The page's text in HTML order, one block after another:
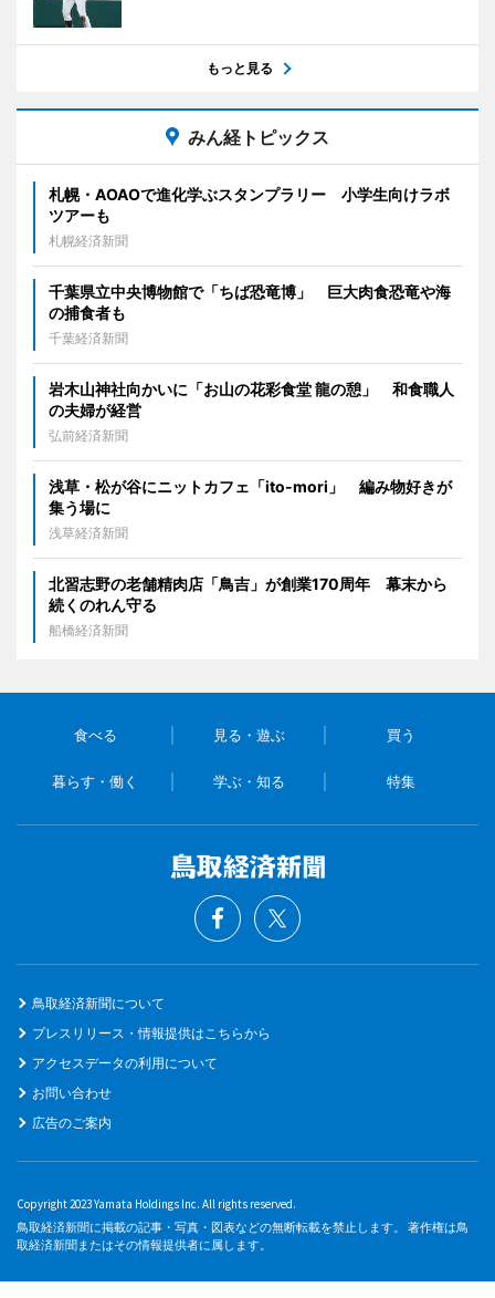
もっと見る
みん経トピックス
札幌・AOAOで進化学ぶスタンプラリー 小学生向けラボ
ツアーも
札幌経済新聞
千葉県立中央博物館で「ちば恐竜博」 巨大肉食恐竜や海
の捕食者も
千葉経済新聞
岩木山神社向かいに「お山の花彩食堂 龍の憩」 和食職人
の夫婦が経営
弘前経済新聞
浅草・松が谷にニットカフェ「ito-mori」 編み物好きが
集う場に
浅草経済新聞
北習志野の老舗精肉店「鳥吉」が創業170周年 幕末から
続くのれん守る
船橋経済新聞
食べる 見る・遊ぶ 買う
暮らす・働く 学ぶ・知る 特集
鳥取経済新聞について
プレスリリース・情報提供はこちらから
アクセスデータの利用について
お問い合わせ
広告のご案内
Copyright 2023 Yamata Holdings Inc. All rights reserved.
鳥取経済新聞に掲載の記事・写真・図表などの無断転載を禁止します。 著作権は鳥
取経済新聞またはその情報提供者に属します。